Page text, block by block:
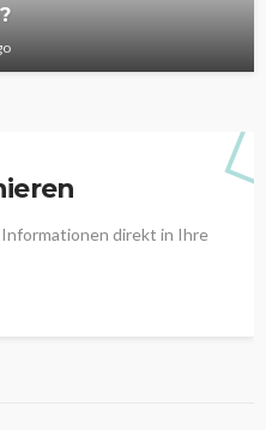
Informationen direkt in Ihre